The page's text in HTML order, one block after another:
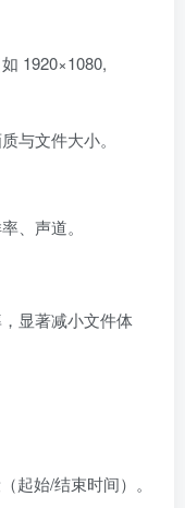
1920×1080,
与文件大小。
、声道。
显著减小文件体
起始/结束时间）。